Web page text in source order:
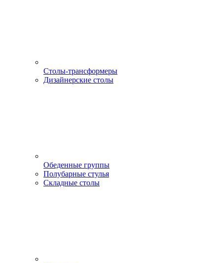
Столы-трансформеры
Дизайнерские столы
Обеденные группы
Полубарные стулья
Складные столы